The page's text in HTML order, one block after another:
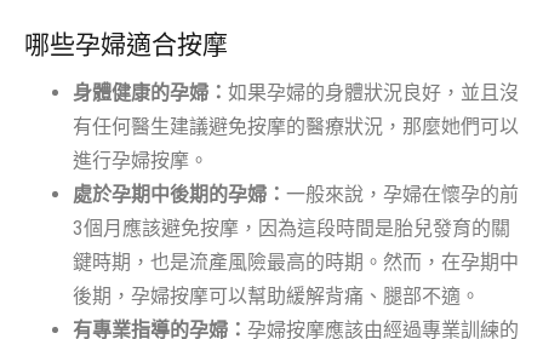
哪些孕婦適合按摩
身體健康的孕婦： 如果孕婦的身體狀況良好，並且沒
有任何醫生建議避免按摩的醫療狀況，那麼她們可以
進行孕婦按摩。
處於孕期中後期的孕婦： 一般來說，孕婦在懷孕的前
3個月應該避免按摩，因為這段時間是胎兒發育的關
鍵時期，也是流產風險最高的時期。然而，在孕期中
後期，孕婦按摩可以幫助緩解背痛、腿部不適。
有專業指導的孕婦： 孕婦按摩應該由經過專業訓練的